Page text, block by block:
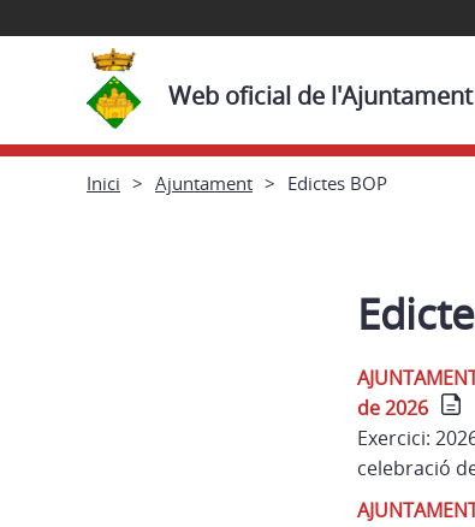
Web oficial de
Inici Ajuntament Edictes BOP
de 2026
Exercici:
celebració